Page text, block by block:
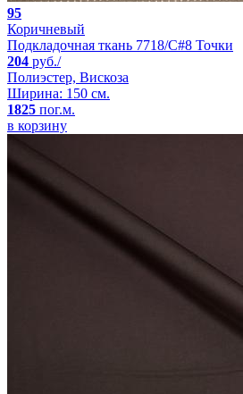
95
Коричневый
Подкладочная ткань 7718/C#8 Точки
204 руб./
Полиэстер, Вискоза
Ширина: 150 см.
1825 пог.м.
в корзину